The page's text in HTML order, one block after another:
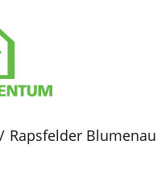
Rapsfelder